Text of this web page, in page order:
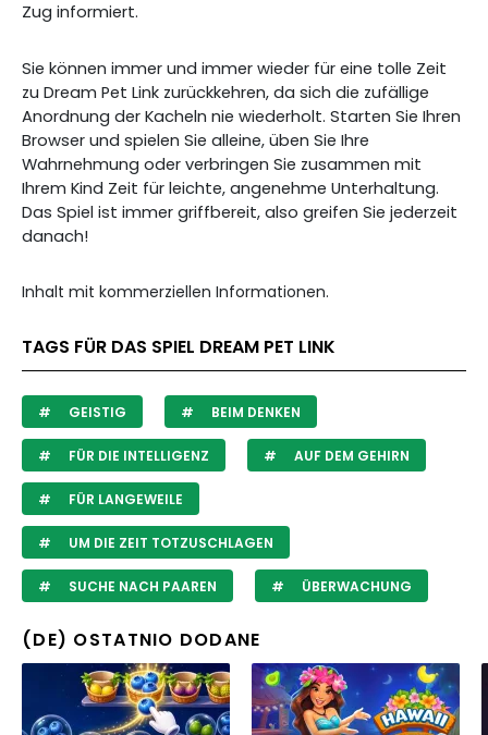
Zug informiert.
Sie können immer und immer wieder für eine tolle Zeit
zu Dream Pet Link zurückkehren, da sich die zufällige
Anordnung der Kacheln nie wiederholt. Starten Sie Ihren
Browser und spielen Sie alleine, üben Sie Ihre
Wahrnehmung oder verbringen Sie zusammen mit
Ihrem Kind Zeit für leichte, angenehme Unterhaltung.
Das Spiel ist immer griffbereit, also greifen Sie jederzeit
danach!
Inhalt mit kommerziellen Informationen.
TAGS FÜR DAS SPIEL DREAM PET LINK
GEISTIG BEIM DENKEN
FÜR DIE INTELLIGENZ AUF DEM GEHIRN
FÜR LANGEWEILE
UM DIE ZEIT TOTZUSCHLAGEN
SUCHE NACH PAAREN ÜBERWACHUNG
(DE) OSTATNIO DODANE